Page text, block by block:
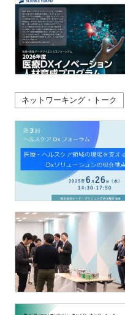
ネットワーキング・トーク